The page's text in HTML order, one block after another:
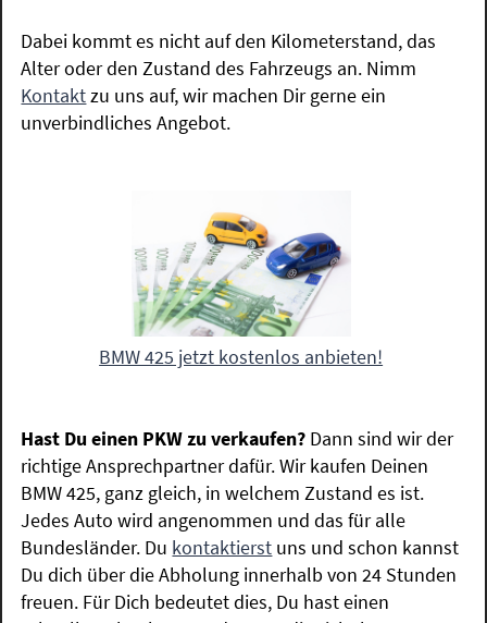
Dabei kommt es nicht auf den Kilometerstand, das
Alter oder den Zustand des Fahrzeugs an. Nimm
Kontaktzu uns auf, wir machen Dir gerne ein
unverbindliches Angebot.
BMW 425 jetzt kostenlos anbieten!
Hast Du einen PKW zu verkaufen? Dann sind wir der
richtige Ansprechpartner dafür. Wir kaufen Deinen
BMW 425, ganz gleich, in welchem Zustand es ist.
Jedes Auto wird angenommen und das für alle
Bundesländer. Du kontaktierst uns und schon kannst
Du dich über die Abholung innerhalb von 24 Stunden
freuen. Für Dich bedeutet dies, Du hast einen